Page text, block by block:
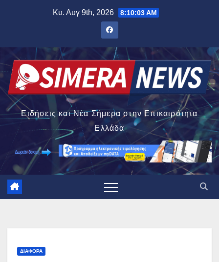
Κυ. Αυγ 9th, 2026 8:10:04 AM
Ειδήσεις και Νέα Σήμερα στην Επικαιρότητα
Ελλάδα
ΔΙΆΦΟΡΑ